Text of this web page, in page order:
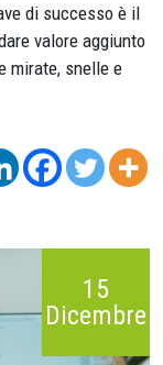
di successo è il
valore aggiunto
mirate, snelle e
15
Dicembre